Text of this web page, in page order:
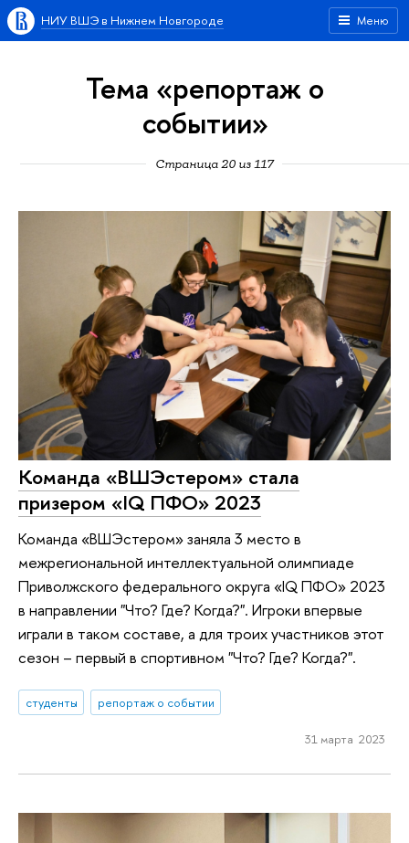
Меню
НИУ ВШЭ в Нижнем Новгороде
Тема «репортаж о
событии»
Страница 20 из 117
Команда «ВШЭстером» стала
призером «IQ ПФО» 2023
Команда «ВШЭстером» заняла 3 место в
межрегиональной интеллектуальной олимпиаде
Приволжского федерального округа «IQ ПФО» 2023
в направлении "Что? Где? Когда?". Игроки впервые
играли в таком составе, а для троих участников этот
сезон – первый в спортивном "Что? Где? Когда?".
студенты репортаж о событии
31 марта 2023